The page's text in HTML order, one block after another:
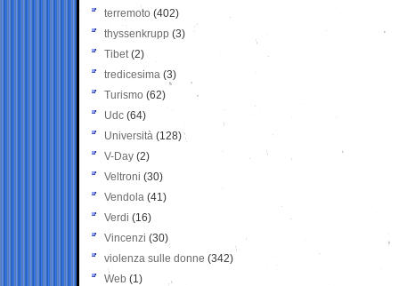
terremoto (402)
thyssenkrupp (3)
Tibet(2)
tredicesima (3)
Turismo (62)
Udc (64)
Università (128)
V-Day (2)
Veltroni (30)
Vendola (41)
Verdi (16)
Vincenzi (30)
violenza sulle donne (342)
Web (1)